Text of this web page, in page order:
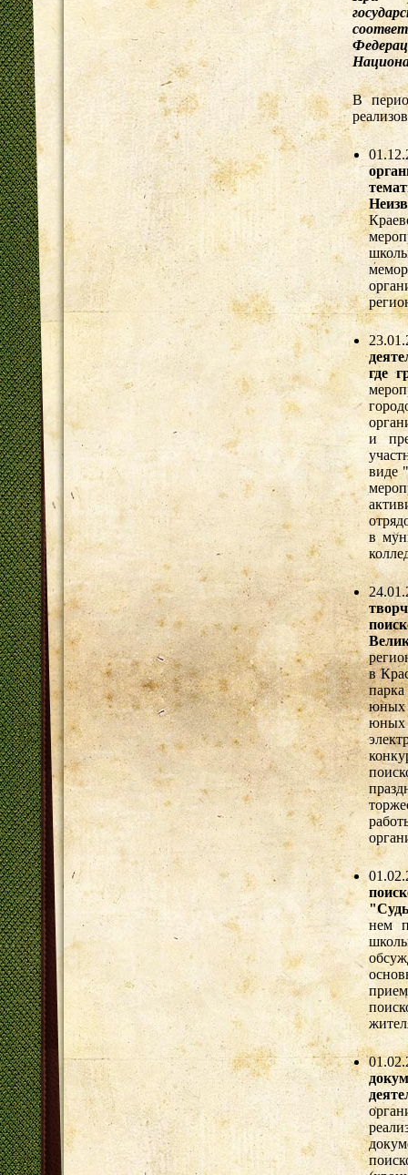
В
где
и
виде
в
в
юных
юных
нем